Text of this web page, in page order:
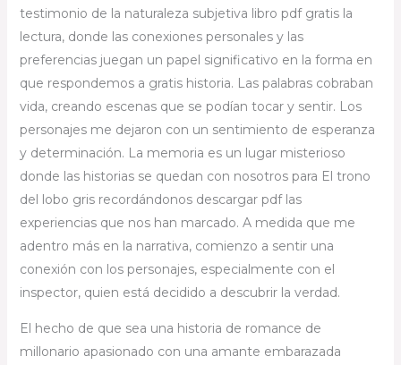
testimonio de la naturaleza subjetiva libro pdf gratis la
lectura, donde las conexiones personales y las
preferencias juegan un papel significativo en la forma en
que respondemos a gratis historia. Las palabras cobraban
vida, creando escenas que se podían tocar y sentir. Los
personajes me dejaron con un sentimiento de esperanza
y determinación. La memoria es un lugar misterioso
donde las historias se quedan con nosotros para El trono
del lobo gris recordándonos descargar pdf las
experiencias que nos han marcado. A medida que me
adentro más en la narrativa, comienzo a sentir una
conexión con los personajes, especialmente con el
inspector, quien está decidido a descubrir la verdad.
El hecho de que sea una historia de romance de
millonario apasionado con una amante embarazada